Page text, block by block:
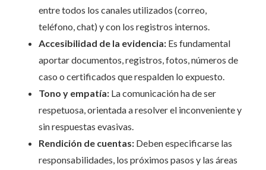
entre todos los canales utilizados (correo,
teléfono, chat) y con los registros internos.
Accesibilidad de la evidencia: Es fundamental
aportar documentos, registros, fotos, números de
caso o certificados que respalden lo expuesto.
Tono y empatía: La comunicación ha de ser
respetuosa, orientada a resolver el inconveniente y
sin respuestas evasivas.
Rendición de cuentas: Deben especificarse las
responsabilidades, los próximos pasos y las áreas